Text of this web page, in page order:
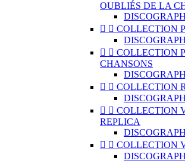
OUBLIÉS DE LA
  COLLECTION
  COLLECTION
CHANSONS
  COLLECTION
  COLLECTION
REPLICA
  COLLECTION